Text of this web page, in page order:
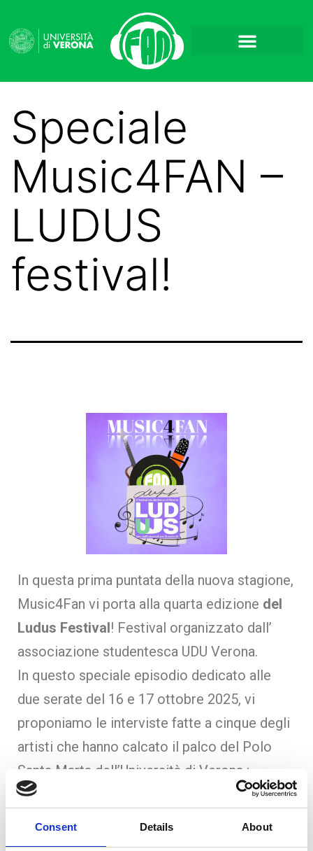
Consent Details About
Speciale
Music4FAN –
LUDUS
festival!
In questa prima puntata della nuova stagione,
Music4Fan vi porta alla quarta edizione del
Ludus Festival! Festival organizzato dall’
associazione studentesca UDU Verona.
In questo speciale episodio dedicato alle
due serate del 16 e 17 ottobre 2025, vi
proponiamo le interviste fatte a cinque degli
artisti che hanno calcato il palco del Polo
Santa Marta dell’Università di Verona :
Phil Lemon
,No Sex
Chiacchierando con loro abbiamo scoperto